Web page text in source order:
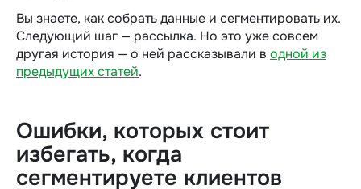
Вы знаете, как собрать данные и сегментировать их.
Следующий шаг — рассылка. Но это уже совсем
другая история — о ней рассказывали в одной из
предыдущих статей.
Ошибки, которых стоит
избегать, когда
сегментируете клиентов